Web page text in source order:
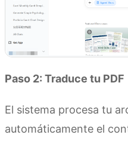
Paso 2: Traduce tu PDF
El sistema procesa tu
automáticamente el